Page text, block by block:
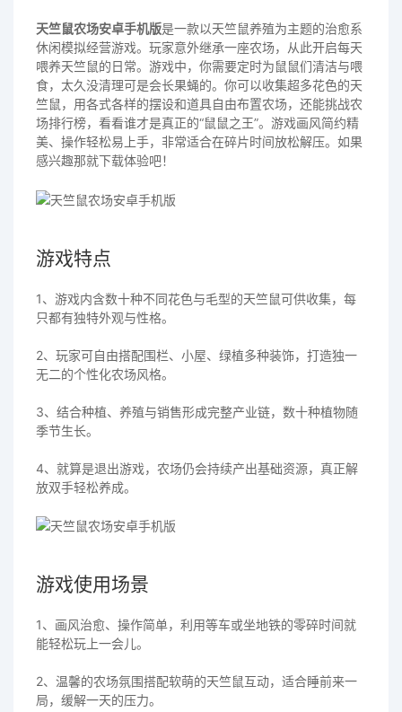
天竺鼠农场安卓手机版是一款以天竺鼠养殖为主题的治愈系
休闲模拟经营游戏。玩家意外继承一座农场，从此开启每天
喂养天竺鼠的日常。游戏中，你需要定时为鼠鼠们清洁与喂
食，太久没清理可是会长果蝇的。你可以收集超多花色的天
竺鼠，用各式各样的摆设和道具自由布置农场，还能挑战农
场排行榜，看看谁才是真正的“鼠鼠之王”。游戏画风简约精
美、操作轻松易上手，非常适合在碎片时间放松解压。如果
感兴趣那就下载体验吧！
游戏特点
1、游戏内含数十种不同花色与毛型的天竺鼠可供收集，每
只都有独特外观与性格。
2、玩家可自由搭配围栏、小屋、绿植多种装饰，打造独一
无二的个性化农场风格。
3、结合种植、养殖与销售形成完整产业链，数十种植物随
季节生长。
4、就算是退出游戏，农场仍会持续产出基础资源，真正解
放双手轻松养成。
游戏使用场景
1、画风治愈、操作简单，利用等车或坐地铁的零碎时间就
能轻松玩上一会儿。
2、温馨的农场氛围搭配软萌的天竺鼠互动，适合睡前来一
局，缓解一天的压力。